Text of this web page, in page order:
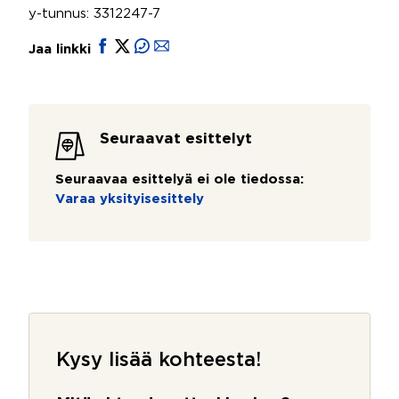
y-tunnus: 3312247-7
Jaa linkki
Seuraavat esittelyt
Seuraavaa esittelyä ei ole tiedossa:
Varaa yksityisesittely
Kysy lisää kohteesta!